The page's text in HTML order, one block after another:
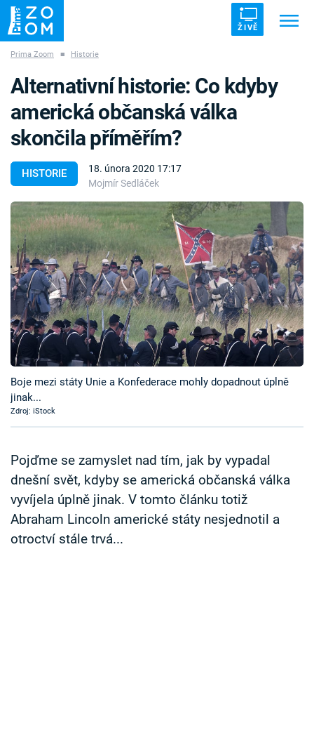
ŽIVĚ
ZÁHADY VETŘELCI DÁVNOVĚKU
Témata
Témata
Pořady
TV Program
Časopis
Sledujte prima+
Přihlášení
Sledujte nás
Prima Zoom ■ Historie
HISTORIE
18. února 2020 17:17
Mojmír Sedláček
Alternativní historie: Co kdyby
americká občanská válka
skončila příměřím?
Boje mezi státy Unie a Konfederace mohly dopadnout úplně
jinak...
Zdroj: iStock
Pojďme se zamyslet nad tím, jak by vypadal
dnešní svět, kdyby se americká občanská válka
vyvíjela úplně jinak. V tomto článku totiž
Abraham Lincoln americké státy nesjednotil a
otroctví stále trvá...